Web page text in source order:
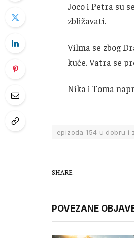
Joco i Petra su
zbližavati.
Vilma se zbog
kuće. Vatra se
Nika i Toma
epizoda 154 u dobru i
SHARE.
POVEZANE